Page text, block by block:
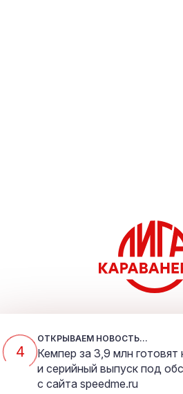
4
ОТКРЫВАЕМ НОВОСТЬ...
Кемпер за 3,9 млн готовят
и серийный выпуск под
с сайта speedme.ru